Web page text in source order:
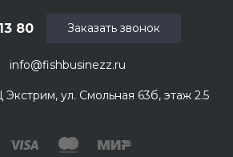
info@fishbusinezz.ru
80
Экстрим, ул. Смольная 63б, этаж 2.5
Заказать звонок